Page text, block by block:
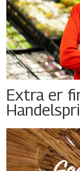
Extra er